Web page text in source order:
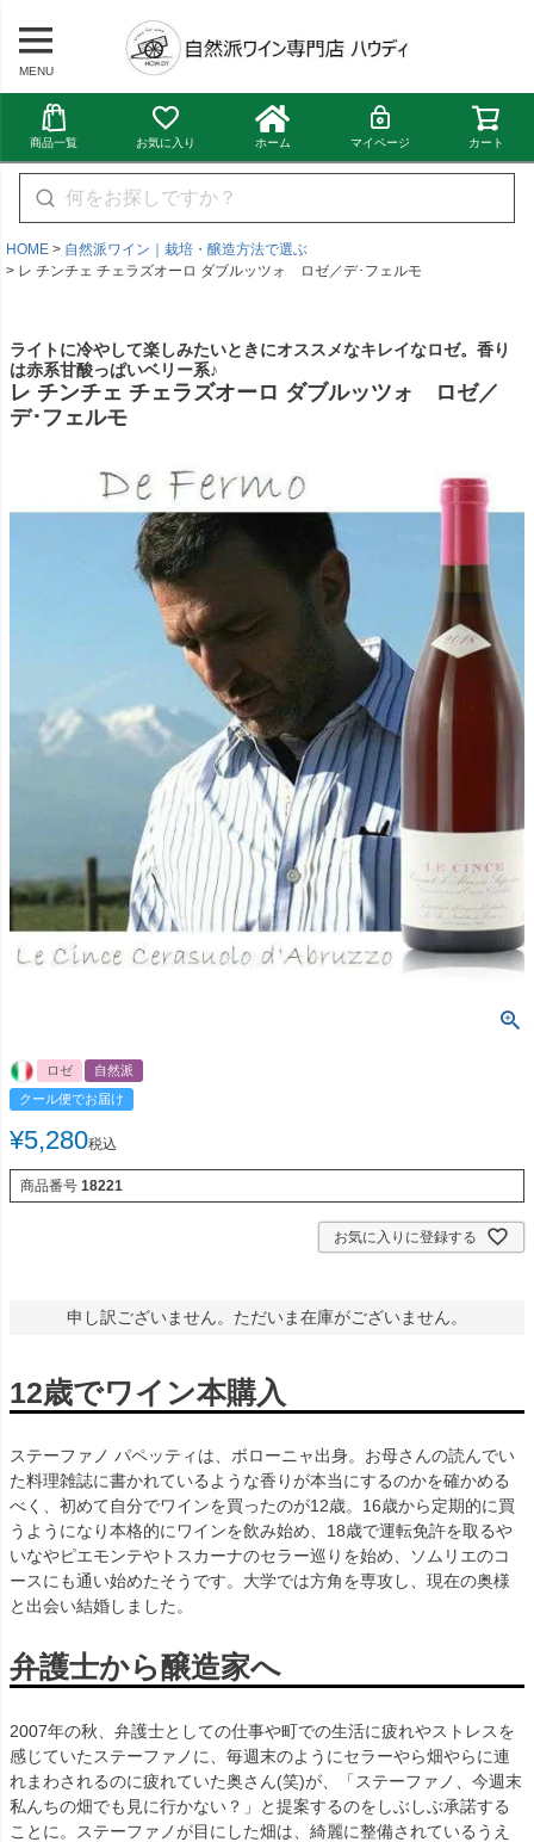
MENU
商品一覧 お気に入り ホーム マイページ カート
HOME
自然派ワイン｜栽培・醸造方法で選ぶ
レ チンチェ チェラズオーロ ダブルッツォ ロゼ／デ･フェルモ
ライトに冷やして楽しみたいときにオススメなキレイなロゼ。香り
は赤系甘酸っぱいベリー系♪
レ チンチェ チェラズオーロ ダブルッツォ ロゼ／
デ･フェルモ
ロゼ
自然派
クール便でお届け
¥5,280税込
商品番号 18221
お気に入りに登録する
申し訳ございません。ただいま在庫がございません。
12歳でワイン本購入
ステーファノ パペッティは、ボローニャ出身。お母さんの読んでい
た料理雑誌に書かれているような香りが本当にするのかを確かめる
べく、初めて自分でワインを買ったのが12歳。16歳から定期的に買
うようになり本格的にワインを飲み始め、18歳で運転免許を取るや
いなやピエモンテやトスカーナのセラー巡りを始め、ソムリエのコ
ースにも通い始めたそうです。大学では方角を専攻し、現在の奥様
と出会い結婚しました。
弁護士から醸造家へ
2007年の秋、弁護士としての仕事や町での生活に疲れやストレスを
感じていたステーファノに、毎週末のようにセラーやら畑やらに連
れまわされるのに疲れていた奥さん(笑)が、「ステーファノ、今週末
私んちの畑でも見に行かない？」と提案するのをしぶしぶ承諾する
ことに。ステーファノが目にした畑は、綺麗に整備されているうえ